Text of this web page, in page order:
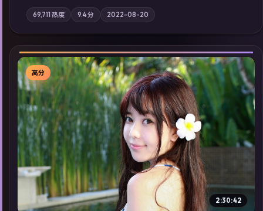
主轴，边境小镇的平静被一封匿名信彻底打破；摄影与配乐强化
地域气质；站内亦可通过「国产免费观看高清电视剧在线看」延
展检索同类型高分佳作，畅享高清在线追剧体验。
69,711 热度 9.4分 2022-08-20
▶
高分
2:30:42